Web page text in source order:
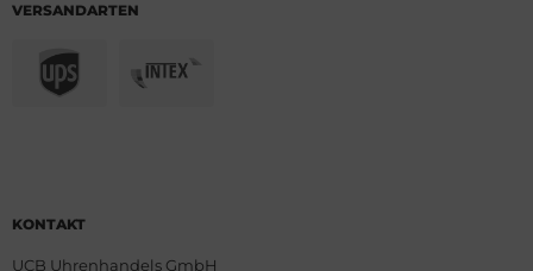
VERSANDARTEN
KONTAKT
UCB Uhrenhandels GmbH